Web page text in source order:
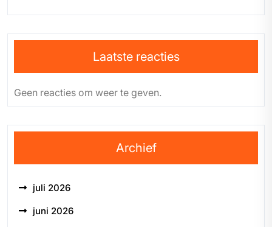
Laatste reacties
Geen reacties om weer te geven.
Archief
juli 2026
juni 2026